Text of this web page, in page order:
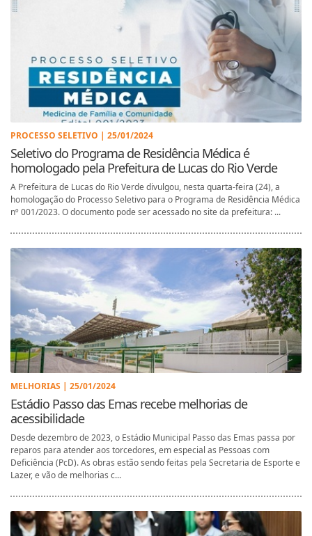
PROCESSO SELETIVO | 25/01/2024
Seletivo do Programa de Residência Médica é
homologado pela Prefeitura de Lucas do Rio Verde
A Prefeitura de Lucas do Rio Verde divulgou, nesta quarta-feira (24), a
homologação do Processo Seletivo para o Programa de Residência Médica
nº 001/2023. O documento pode ser acessado no site da prefeitura: ...
MELHORIAS | 25/01/2024
Estádio Passo das Emas recebe melhorias de
acessibilidade
Desde dezembro de 2023, o Estádio Municipal Passo das Emas passa por
reparos para atender aos torcedores, em especial as Pessoas com
Deficiência (PcD). As obras estão sendo feitas pela Secretaria de Esporte e
Lazer, e vão de melhorias c...